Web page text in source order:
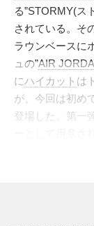
る”STORMY(ス
されている。そ
ラウンベースに
ュの”AIR
にハイカット は
が、今回は初め
登場した。第一